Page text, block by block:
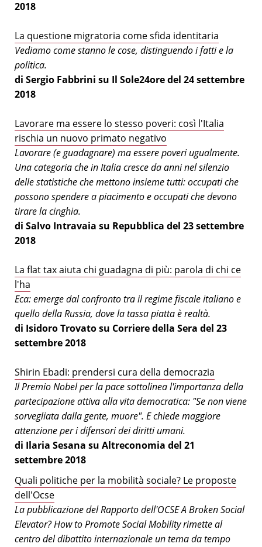
2018
La questione migratoria come sfida identitaria
Vediamo come stanno le cose, distinguendo i fatti e la
politica.
di Sergio Fabbrini su Il Sole24ore del 24 settembre
2018
Lavorare ma essere lo stesso poveri: così l'Italia
rischia un nuovo primato negativo
Lavorare (e guadagnare) ma essere poveri ugualmente.
Una categoria che in Italia cresce da anni nel silenzio
delle statistiche che mettono insieme tutti: occupati che
possono spendere a piacimento e occupati che devono
tirare la cinghia.
di Salvo Intravaia su Repubblica del 23 settembre
2018
La flat tax aiuta chi guadagna di più: parola di chi ce
l'ha
Eca: emerge dal confronto tra il regime fiscale italiano e
quello della Russia, dove la tassa piatta è realtà.
di Isidoro Trovato su Corriere della Sera del 23
settembre 2018
Shirin Ebadi: prendersi cura della democrazia
Il Premio Nobel per la pace sottolinea l'importanza della
partecipazione attiva alla vita democratica: "Se non viene
sorvegliata dalla gente, muore". E chiede maggiore
attenzione per i difensori dei diritti umani.
di Ilaria Sesana su Altreconomia del 21
settembre 2018
Quali politiche per la mobilità sociale? Le proposte
dell'Ocse
La pubblicazione del Rapporto dell'OCSE A Broken Social
Elevator? How to Promote Social Mobility rimette al
centro del dibattito internazionale un tema da tempo